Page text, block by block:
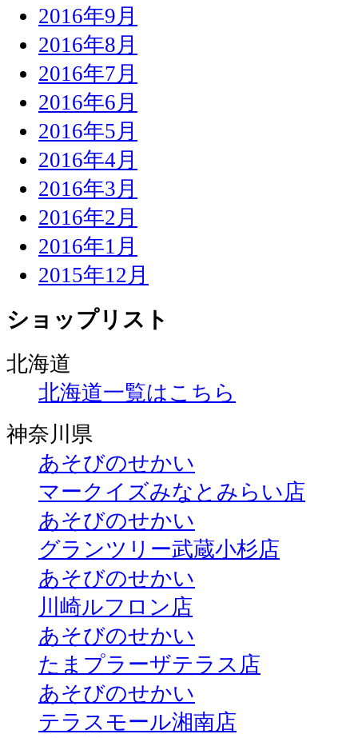
2016年9月
2016年8月
2016年7月
2016年6月
2016年5月
2016年4月
2016年3月
2016年2月
2016年1月
2015年12月
ショップリスト
北海道
北海道一覧はこちら
神奈川県
あそびのせかい
マークイズみなとみらい店
あそびのせかい
グランツリー武蔵小杉店
あそびのせかい
川崎ルフロン店
あそびのせかい
たまプラーザテラス店
あそびのせかい
テラスモール湘南店